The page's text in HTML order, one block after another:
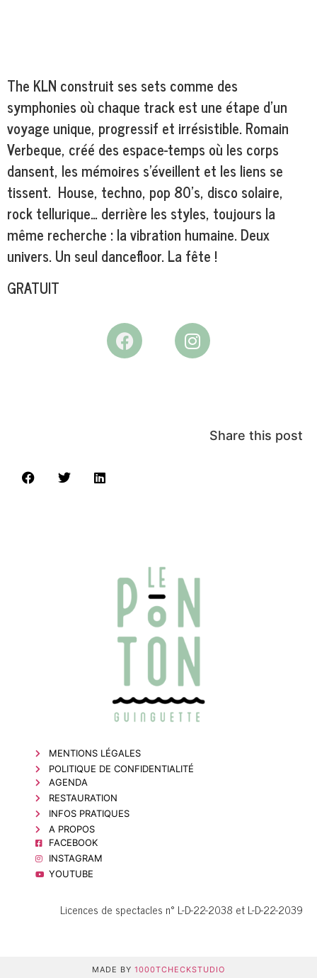
The KLN construit ses sets comme des
symphonies où chaque track est une étape d’un
voyage unique, progressif et irrésistible. Romain
Verbeque, créé des espace-temps où les corps
dansent, les mémoires s’éveillent et les liens se
tissent. House, techno, pop 80’s, disco solaire,
rock tellurique… derrière les styles, toujours la
même recherche : la vibration humaine. Deux
univers. Un seul dancefloor. La fête !
GRATUIT
Share this post
MENTIONS LÉGALES
POLITIQUE DE CONFIDENTIALITÉ
AGENDA
RESTAURATION
INFOS PRATIQUES
A PROPOS
FACEBOOK
INSTAGRAM
YOUTUBE
Licences de spectacles n° L-D-22-2038 et L-D-22-2039
MADE BY 1000TCHECKSTUDIO